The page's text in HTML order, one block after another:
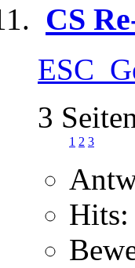
CS
3
1 2 3
Hits: